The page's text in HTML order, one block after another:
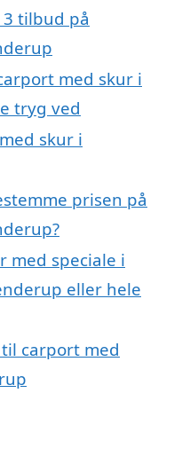
tilbud på
med skur i
tryg ved
skur i
prisen på
med speciale i
eller hele
carport med